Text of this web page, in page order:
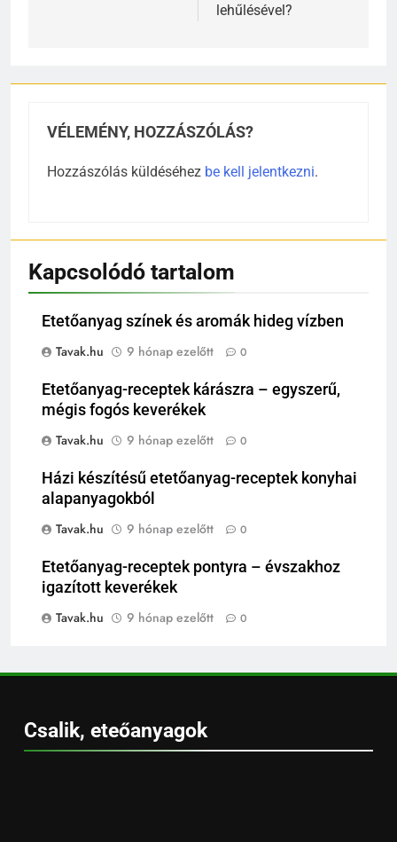
lehűlésével?
VÉLEMÉNY, HOZZÁSZÓLÁS?
Hozzászólás küldéséhez be kell jelentkezni.
Kapcsolódó tartalom
Etetőanyag színek és aromák hideg vízben
Tavak.hu
9 hónap ezelőtt 0
Etetőanyag-receptek kárászra – egyszerű,
mégis fogós keverékek
Tavak.hu
9 hónap ezelőtt 0
Házi készítésű etetőanyag-receptek konyhai
alapanyagokból
Tavak.hu
9 hónap ezelőtt 0
Etetőanyag-receptek pontyra – évszakhoz
igazított keverékek
Tavak.hu
9 hónap ezelőtt 0
Csalik, eteőanyagok